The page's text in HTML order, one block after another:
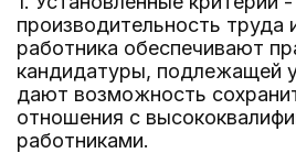
производительность труда
работника обеспечивают
кандидатуры, подлежащей
дают возможность
отношения с
работниками.